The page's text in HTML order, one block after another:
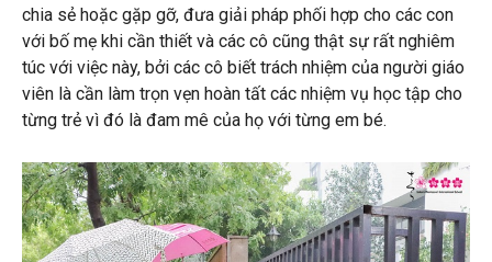
chia sẻ hoặc gặp gỡ, đưa giải pháp phối hợp cho các con
với bố mẹ khi cần thiết và các cô cũng thật sự rất nghiêm
túc với việc này, bởi các cô biết trách nhiệm của người giáo
viên là cần làm trọn vẹn hoàn tất các nhiệm vụ học tập cho
từng trẻ vì đó là đam mê của họ với từng em bé.